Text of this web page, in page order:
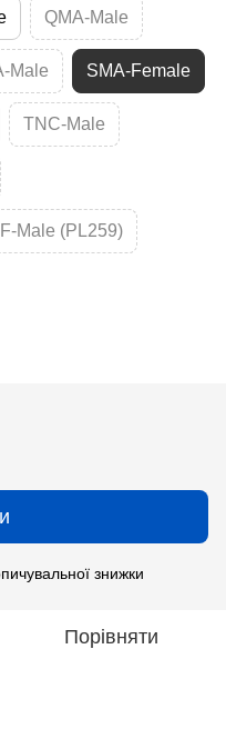
QMA-Male
Male SMA-Female
TNC-Male
Male (PL259)
знижки
Порівняти